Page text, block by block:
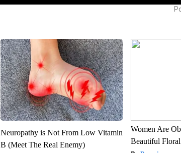
Neuropathy is Not From Low Vitamin
B (Meet The Real Enemy)
Women Are
Beautiful